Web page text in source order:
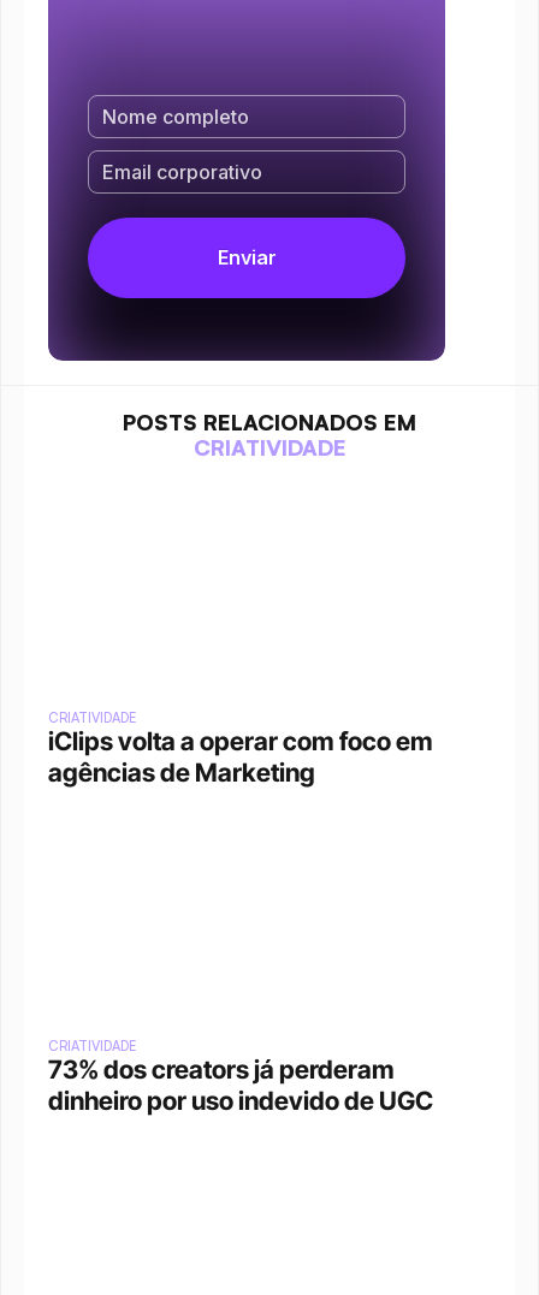
POSTS RELACIONADOS EM
CRIATIVIDADE
CRIATIVIDADE
iClips volta a operar com foco em
agências de Marketing
CRIATIVIDADE
73% dos creators já perderam
dinheiro por uso indevido de UGC